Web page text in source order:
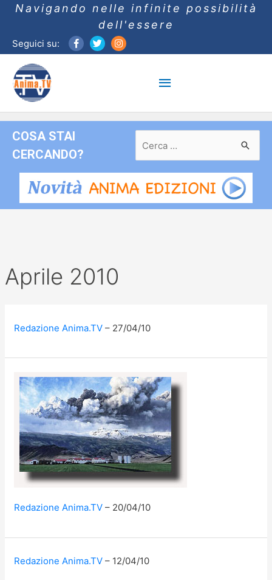
Navigando nelle infinite possibilità
dell'essere
Seguici su:
Menu
principale
COSA STAI
CERCANDO?
per:
Aprile 2010
Redazione Anima.TV 27/04/10
Redazione Anima.TV 20/04/10
Redazione Anima.TV 12/04/10